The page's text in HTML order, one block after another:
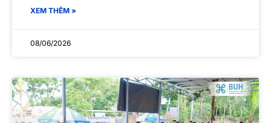
XEM THÊM »
08/06/2026